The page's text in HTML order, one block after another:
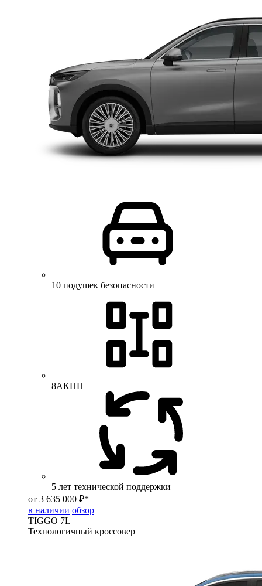
10 подушек безопасности
8АКПП
5 лет технической поддержки
от 3 635 000 ₽*
в наличии обзор
TIGGO 7L
Технологичный кроссовер